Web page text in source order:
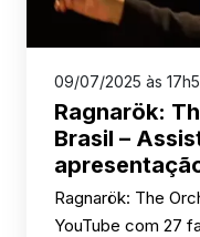
09/07/2025 às
Ragnarök:
Brasil –
Ragnarök: The
YouTube com 27